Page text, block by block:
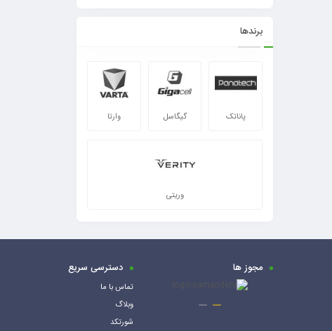
برندها
پاناتک گیگاسل وارتا
وریتی
مجوز ها دسترسی سریع
تماس با ما
وبلاگ
شورتکد